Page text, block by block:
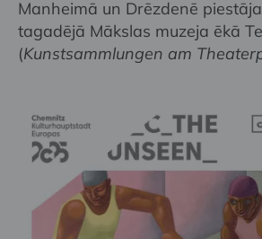
Manheimā un Drēzdenē
tagadējā Mākslas muzeja ēkā
(Kunstsammlungen am